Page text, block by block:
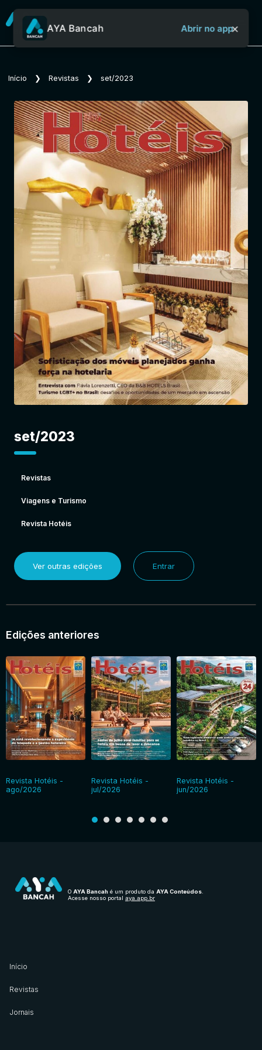
Sobre o Aya Bancah
Início
Revistas
Jornais
Notícias
Entrar
AYA Bancah Abrir no app×
Início ❯ Revistas ❯ set/2023
set/2023
Revistas
Viagens e Turismo
Revista Hotéis
Ver outras edições Entrar
Edições anteriores
Revista Hotéis -
ago/2026
Revista Hotéis -
jul/2026
Revista Hotéis -
jun/2026
O AYA Bancah é um produto da AYA Conteúdos
Acesse nosso portal aya.app.br
Início
Revistas
Jornais